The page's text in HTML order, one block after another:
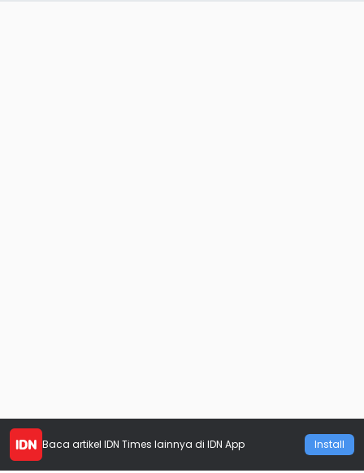
Baca artikel IDN Times lainnya di IDN App Install